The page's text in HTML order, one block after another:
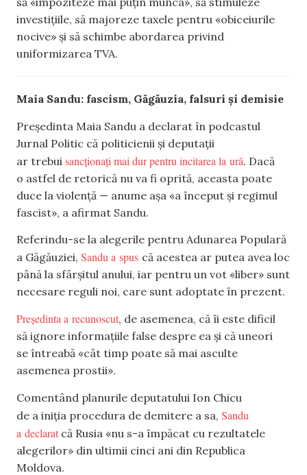
investițiile, să majoreze taxele pentru «obiceiurile
nocive» și să schimbe abordarea privind
uniformizarea TVA.
Maia Sandu: fascism, Găgăuzia, falsuri și demisie
Președinta Maia Sandu a declarat în podcastul
Jurnal Politic că politicienii și deputații
ar trebui sancționați mai dur pentru incitarea la ură. Dacă
o astfel de retorică nu va fi oprită, aceasta poate
duce la violență — anume așa «a început și regimul
fascist», a afirmat Sandu.
Referindu-se la alegerile pentru Adunarea Populară
a Găgăuziei, Sandu a spus că acestea ar putea avea loc
până la sfârșitul anului, iar pentru un vot «liber» sunt
necesare reguli noi, care sunt adoptate în prezent.
Președinta a recunoscut, de asemenea, că îi este dificil
să ignore informațiile false despre ea și că uneori
se întreabă «cât timp poate să mai asculte
asemenea prostii».
Comentând planurile deputatului Ion Chicu
de a iniția procedura de demitere a sa, Sandu
a declarat că Rusia «nu s-a împăcat cu rezultatele
alegerilor» din ultimii cinci ani din Republica
Moldova.